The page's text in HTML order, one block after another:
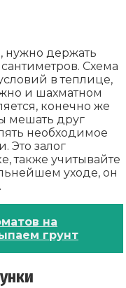
держать
Схема
в теплице,
и шахматном
конечно же
мешать друг
необходимое
Это залог
также учитывайте
уходе, он
на
грунт